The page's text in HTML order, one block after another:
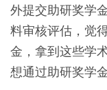
外提交助研奖学
料审核评估，觉
金，拿到这些学
想通过助研奖学